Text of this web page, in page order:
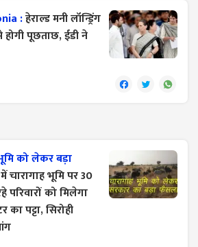
:हेराल्ड मनी लॉन्ड्रिंग
पूछताछ, ईडी ने
को लेकर बड़ा
चारागाह भूमि पर 30
परिवारों को मिलेगा
पट्टा, सिरोही